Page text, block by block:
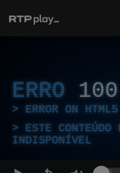
ERRO 100
ERROR ON
ESTE CONTEÚDO
INDISPONÍVEL